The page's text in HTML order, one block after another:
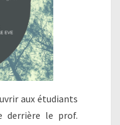
aux étudiants
derrière le prof.